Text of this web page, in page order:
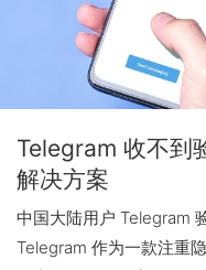
Telegram 收不到
解决方案
中国大陆用户 Telegram
Telegram 作为一款注重